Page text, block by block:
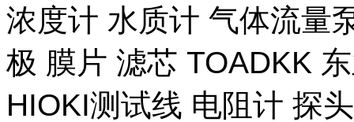
浓度计 水质计 气体流量
极 膜片 滤芯 TOADKK
HIOKI测试线 电阻计 探